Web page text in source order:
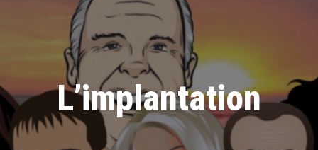
L’implantation